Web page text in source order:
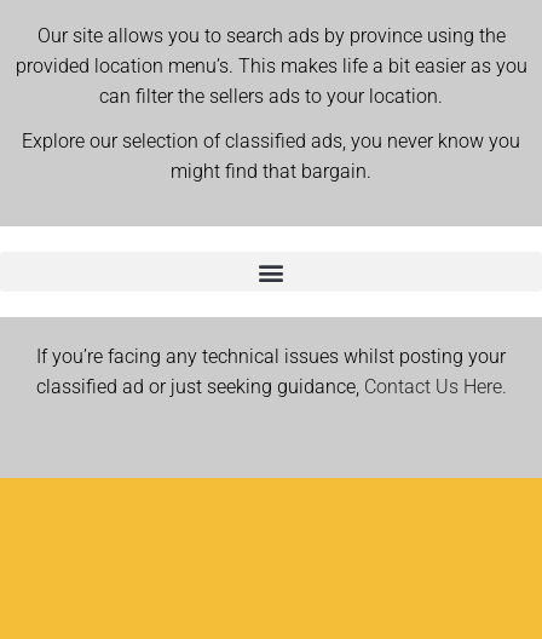
Our site allows you to search ads by province using the
provided location menu’s. This makes life a bit easier as you
can filter the sellers ads to your location.
Explore our selection of classified ads, you never know you
might find that bargain.
If you’re facing any technical issues whilst posting your
classified ad or just seeking guidance, Contact Us Here.